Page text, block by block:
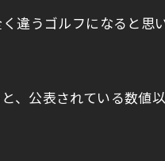
違うゴルフになると
、公表されている数値